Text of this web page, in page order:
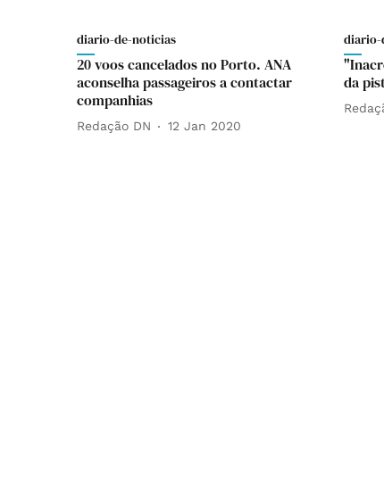
diario-de-noticias
20 voos cancelados no Porto. ANA
aconselha passageiros a contactar
companhias
Redação DN 12 Jan 2020
diario-
da